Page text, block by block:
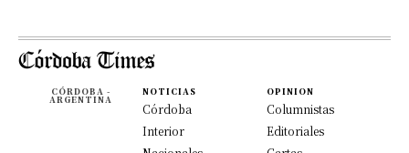
CÓRDOBA -
ARGENTINA
NOTICIAS
Córdoba
Interior
OPINION
Columnistas
Editoriales